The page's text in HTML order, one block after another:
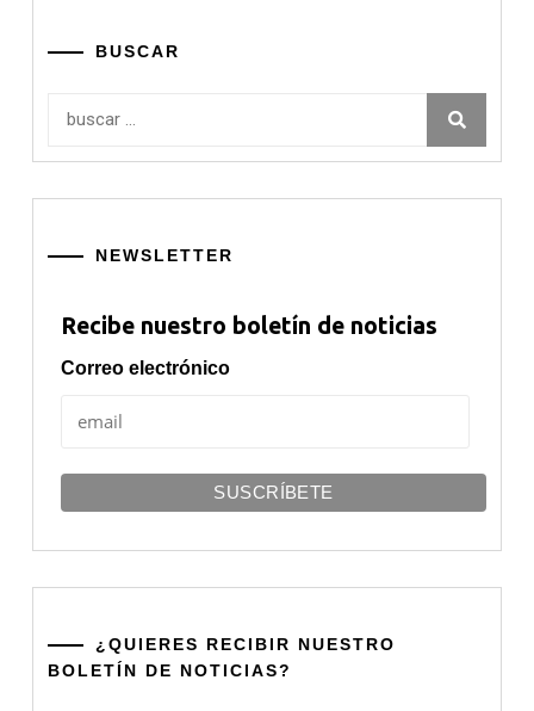
BUSCAR
NEWSLETTER
Recibe nuestro boletín de noticias
Correo electrónico
¿QUIERES RECIBIR NUESTRO
BOLETÍN DE NOTICIAS?